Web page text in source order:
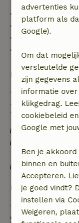
• tot 42 dagen
• 42–28 dagen
• 28 dagen tot de
• op de
Bekijk alles
Energie label: B
energie
Natuurlijke
Bekijk alles
Stel een
advertenties
platform als
Google).
Om dat
versleutelde
zijn gegevens
informatie
klikgedrag.
cookiebeleid
Google met
Ben je
binnen en
Accepteren.
je goed vindt?
instellen via
Weigeren,